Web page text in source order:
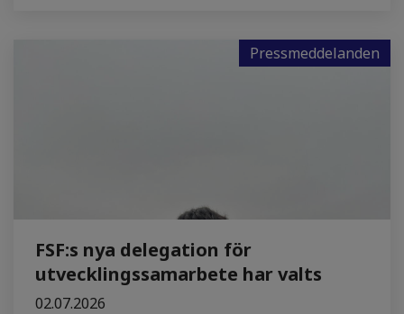
Pressmeddelanden
FSF:s nya delegation för
utvecklingssamarbete har valts
02.07.2026